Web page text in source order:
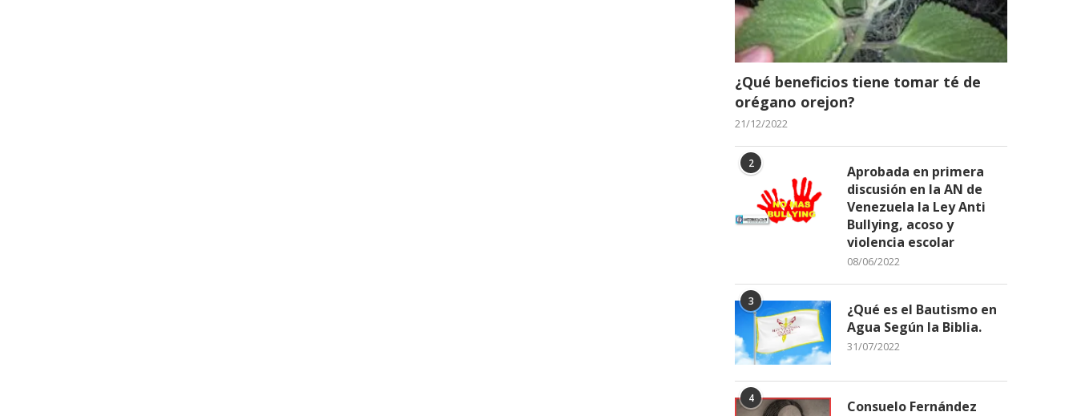
¿Qué beneficios tiene tomar té de
orégano orejon?
21/12/2022
2
Aprobada en primera
discusión en la AN de
Venezuela la Ley Anti
Bullying, acoso y
violencia escolar
08/06/2022
3
¿Qué es el Bautismo en
Agua Según la Biblia.
31/07/2022
4 Consuelo Fernández